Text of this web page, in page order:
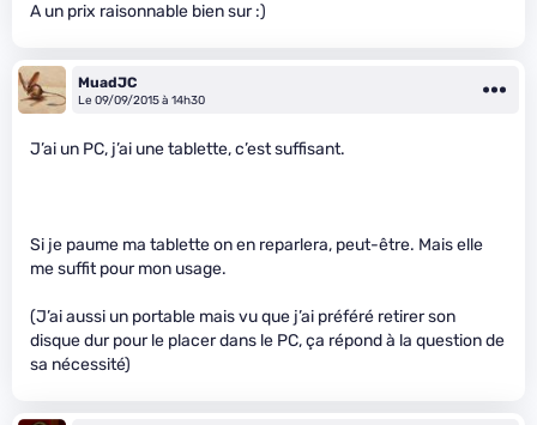
A un prix raisonnable bien sur :)
MuadJC
Le 09/09/2015 à 14h30
J’ai un PC, j’ai une tablette, c’est suffisant.
Si je paume ma tablette on en reparlera, peut-être. Mais elle
me suffit pour mon usage.
(J’ai aussi un portable mais vu que j’ai préféré retirer son
disque dur pour le placer dans le PC, ça répond à la question de
sa nécessité)